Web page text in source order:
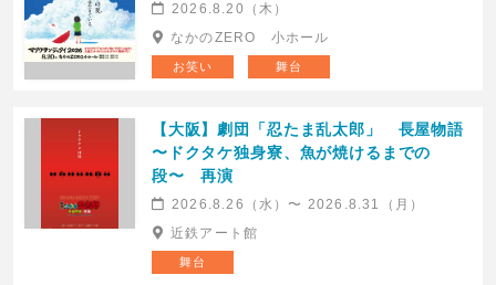
2026.8.20（木）
なかのZERO 小ホール
お笑い 舞台
【大阪】劇団「忍たま乱太郎」 長屋物語
〜ドクタケ独身寮、魚が焼けるまでの
段〜 再演
2026.8.26（水）〜 2026.8.31（月）
近鉄アート館
舞台